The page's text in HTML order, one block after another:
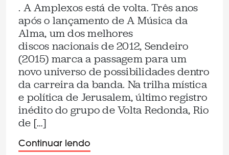
. A Amplexos está de volta. Três anos
após o lançamento de A Música da
Alma, um dos melhores
discos nacionais de 2012, Sendeiro
(2015) marca a passagem para um
novo universo de possibilidades dentro
da carreira da banda. Na trilha mística
e política de Jerusalem, último registro
inédito do grupo de Volta Redonda, Rio
de […]
Continuar lendo